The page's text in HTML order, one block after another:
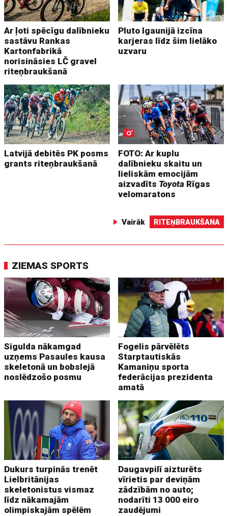
Ar ļoti spēcīgu dalībnieku
sastāvu Rankas
Kartonfabrikā
norisināsies LČ gravel
riteņbraukšanā
Pluto Igaunijā izcīna
karjeras līdz šim lielāko
uzvaru
Latvijā debitēs PK posms
grants riteņbraukšanā
FOTO: Ar kuplu
dalībnieku skaitu un
lieliskām emocijām
aizvadīts Toyota Rīgas
velomaratons
Vairāk RITEŅBRAUKŠANA
ZIEMAS SPORTS
Sigulda nākamgad
uzņems Pasaules kausa
skeletonā un bobslejā
noslēdzošo posmu
Fogelis pārvēlēts
Starptautiskās
Kamaniņu sporta
federācijas prezidenta
amatā
Dukurs turpinās trenēt
Lielbritānijas
skeletonistus vismaz
līdz nākamajām
olimpiskajām spēlēm
Daugavpilī aizturēts
vīrietis par deviņām
zādzībām no auto;
nodarīti 13 000 eiro
zaudējumi